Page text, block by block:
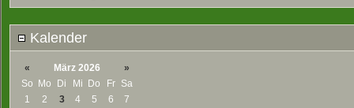
Kalender
« März 2026
»
So Mo Di Mi Do Fr
Sa
1
2 3 4 5 6
7